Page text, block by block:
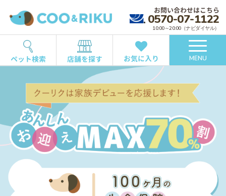
お問い合わせはこちら
0570-07-1122
10:00～20:00（ナビダイヤル）
ペット検索 店舗を探す お気に入り MENU